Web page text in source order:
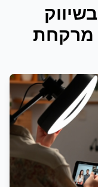
שיווק
מרקחת